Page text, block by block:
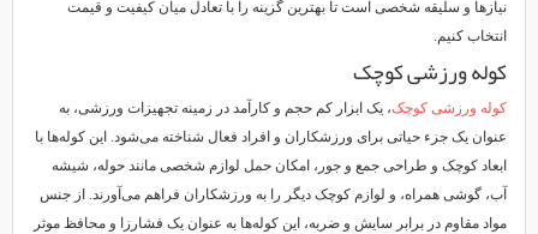
نیازها و سلیقه شخصی است تا بهترین گزینه را با تعادل میان کیفیت و قیمت
انتخاب کنیم.
کوله ورزشی کوچک
کوله ورزشی کوچک، یک ابزار کم حجم و کارآمد در زمینه تجهیزات ورزشی، به
عنوان یک جزء حیاتی برای ورزشکاران و افراد فعال شناخته می‌شود. این کوله‌ها با
ابعاد کوچک و طراحی جمع و جور، امکان حمل لوازم شخصی مانند حوله، شیشه
آب، گوشی همراه، و لوازم کوچک دیگر را به ورزشکاران فراهم می‌آورند. از جنس
مواد مقاوم در برابر سایش و ضربه، این کوله‌ها به عنوان یک فشارزا و محافظ موثر